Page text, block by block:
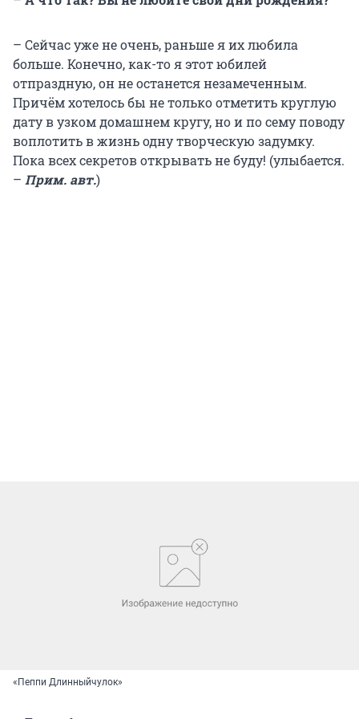
– Сейчас уже не очень, раньше я их любила
больше. Конечно, как-то я этот юбилей
отпраздную, он не останется незамеченным.
Причём хотелось бы не только отметить круглую
дату в узком домашнем кругу, но и по сему поводу
воплотить в жизнь одну творческую задумку.
Пока всех секретов открывать не буду! (улыбается.
– Прим. авт.)
«Пеппи Длинныйчулок»